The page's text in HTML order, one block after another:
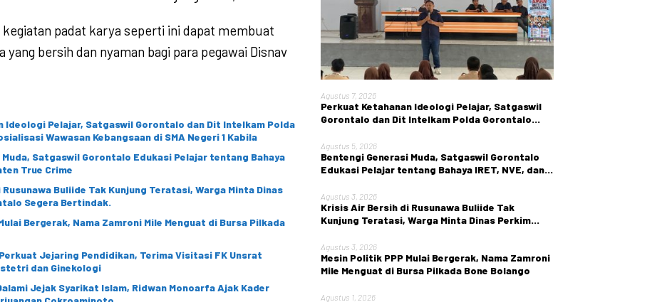
padat karya seperti ini dapat membuat
yang bersih dan nyaman bagi para pegawai Disnav
Ideologi Pelajar, Satgaswil Gorontalo dan Dit Intelkam Polda
Wawasan Kebangsaan di SMA Negeri 1 Kabila
Satgaswil Gorontalo Edukasi Pelajar tentang Bahaya
True Crime
Buliide Tak Kunjung Teratasi, Warga Minta Dinas
Segera Bertindak.
Bergerak, Nama Zamroni Mile Menguat di Bursa Pilkada
Jejaring Pendidikan, Terima Visitasi FK Unsrat
dan Ginekologi
Jejak Syarikat Islam, Ridwan Monoarfa Ajak Kader
Agustus 7, 2026
Perkuat Ketahanan Ideologi Pelajar, Satgaswil
Gorontalo dan Dit Intelkam Polda Gorontalo
Negeri 1 Kabila
Agustus 5, 2026
Bentengi Generasi Muda, Satgaswil Gorontalo
Edukasi Pelajar tentang Bahaya IRET, NVE, dan
Agustus 3, 2026
Krisis Air Bersih di Rusunawa Buliide Tak
Kunjung Teratasi, Warga Minta Dinas Perkim
Agustus 3, 2026
Mesin Politik PPP Mulai Bergerak, Nama Zamroni
Mile Menguat di Bursa Pilkada Bone Bolango
Agustus 1, 2026